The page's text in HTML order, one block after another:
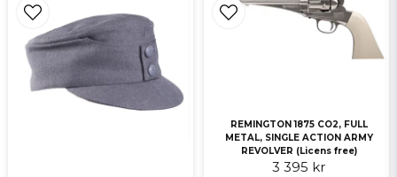
menas L/XL på plattor? Passa SAPI?
Butiken svarade
Den har one size, ställs in med kardborreband.
Ja, ni får publicera min fråga
REMINGTON 1875 CO2, FULL
METAL, SINGLE ACTION ARMY
REVOLVER (Licens free)
3 395 kr